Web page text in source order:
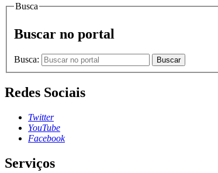
Busca
Buscar no portal
Busca: Buscar
Redes Sociais
Twitter
YouTube
Facebook
Serviços